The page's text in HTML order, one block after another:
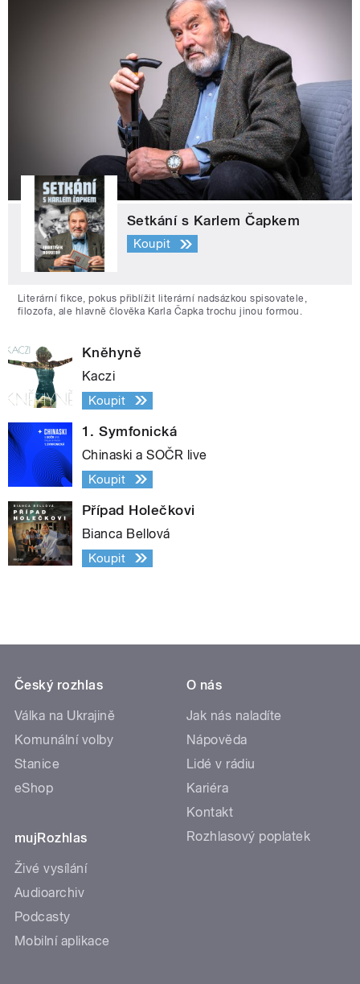
Setkání s Karlem Čapkem
Koupit
Literární fikce, pokus přiblížit literární nadsázkou spisovatele,
filozofa, ale hlavně člověka Karla Čapka trochu jinou formou.
Kněhyně
Kaczi
Koupit
1. Symfonická
Chinaski a SOČR live
Koupit
Případ Holečkovi
Bianca Bellová
Koupit
Český rozhlas
Válka na Ukrajině
Komunální volby
Stanice
eShop
mujRozhlas
Živé vysílání
Audioarchiv
Podcasty
Mobilní aplikace
O nás
Jak nás naladíte
Nápověda
Lidé v rádiu
Kariéra
Kontakt
Rozhlasový poplatek